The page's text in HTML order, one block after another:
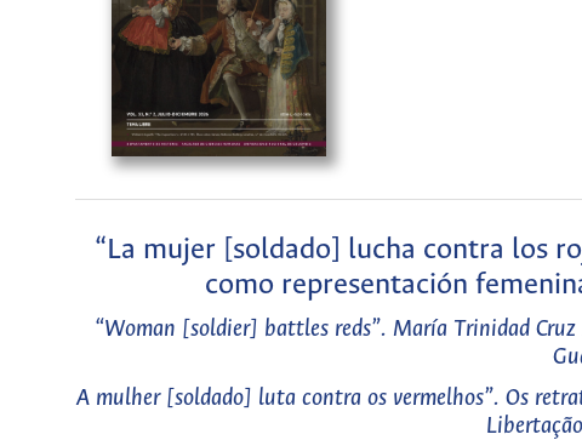
“La mujer [soldado] lucha contra los
como representación
“Woman [soldier] battles reds”. María Trinidad
A mulher [soldado] luta contra os vermelhos”. Os